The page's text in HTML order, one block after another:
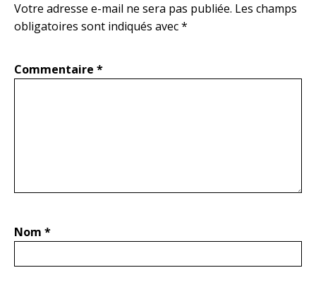
Votre adresse e-mail ne sera pas publiée. Les champs
obligatoires sont indiqués avec*
Commentaire *
Nom *